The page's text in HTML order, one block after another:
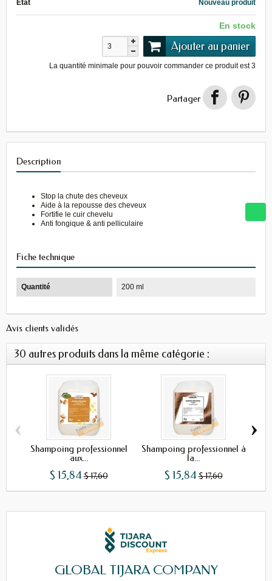
État Nouveau produit
En stock
Ajouter au panier
La quantité minimale pour pouvoir commander ce produit est3
Partager
Description
Stop la chute des cheveux
Aide à la repousse des cheveux
Fortifie le cuir chevelu
Anti fongique & anti pelliculaire
Fiche technique
Quantité 200 ml
Avis clients validés
30 autres produits dans la même catégorie :
Shampoing professionnel
aux...
$ 15,84 $ 17,60
Shampoing professionnel à
la...
$ 15,84 $ 17,60
‹ ›
GLOBAL TIJARA COMPANY